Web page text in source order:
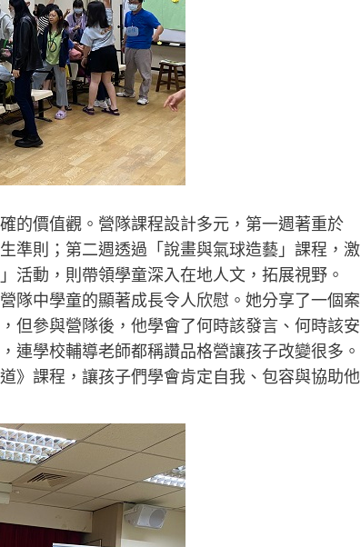
的價值觀。營隊課程設計多元，第一週著重於
準則；第二週透過「說畫與氣球造藝」課程，激
活動，則帶領學童深入在地人文，拓展視野。
隊中學童的顯著成長令人欣慰。她分享了一個案
但參與營隊後，他學會了何時該發言、何時該安
連學校輔導老師都稱讚品格營讓孩子改變很多。
》課程，讓孩子們學會肯定自我、包容與協助他